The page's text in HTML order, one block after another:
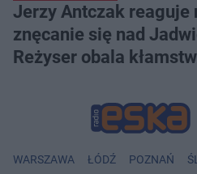
Jerzy Antczak reaguje
znęcanie się nad
Reżyser obala
WARSZAWA ŁÓDŹ POZNAŃ